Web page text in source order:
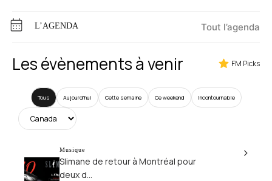
L’AGENDA Tout l’agenda
Les évènements à venir FM Picks
Tous Aujourd’hui Cette semaine Ce weekend Incontournable
Musique
Slimane de retour à Montréal pour
deux d...